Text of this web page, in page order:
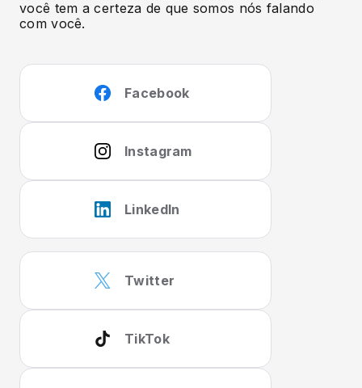
você tem a certeza de que somos nós falando
com você.
Facebook
Instagram
LinkedIn
Twitter
TikTok